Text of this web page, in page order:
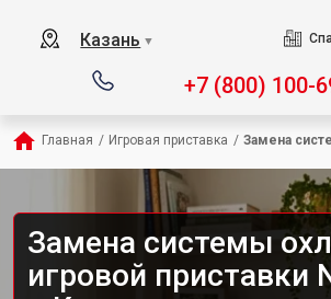
Казань ▼
+7 (800) 100-
Главная / Игровая приставка / Замена
Замена системы
игровой приставки